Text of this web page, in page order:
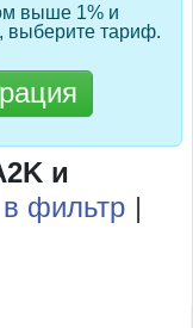
выше 1% и
выберите тариф.
и
фильтр |